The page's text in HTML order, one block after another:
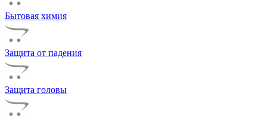
Бытовая химия
Защита от падения
Защита головы